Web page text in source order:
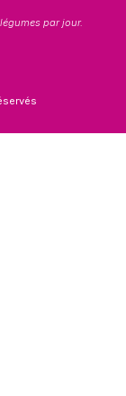
par jour.